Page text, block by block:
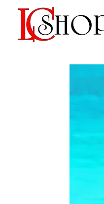
Перейти к основному контенту